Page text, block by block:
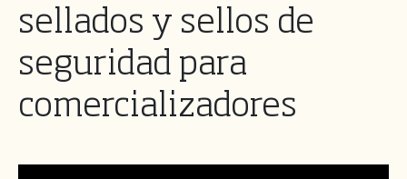
sellados y sellos de
seguridad para
comercializadores